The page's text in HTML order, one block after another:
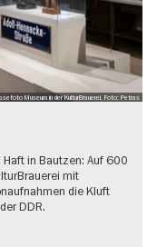
Museum in der KulturBrauerei, Foto: Petras
in Bautzen: Auf 600
mit
die Kluft
DDR.